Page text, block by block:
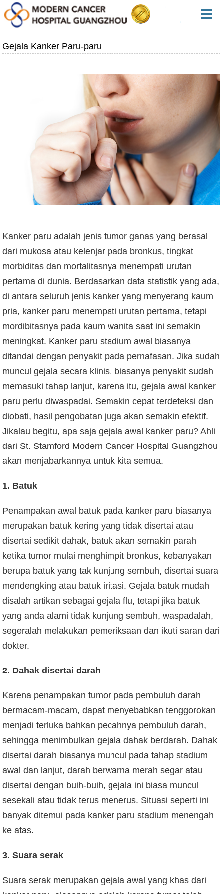
Gejala Kanker Paru-paru
Kanker paru adalah jenis tumor ganas yang berasal
dari mukosa atau kelenjar pada bronkus, tingkat
morbiditas dan mortalitasnya menempati urutan
pertama di dunia. Berdasarkan data statistik yang ada,
di antara seluruh jenis kanker yang menyerang kaum
pria, kanker paru menempati urutan pertama, tetapi
mordibitasnya pada kaum wanita saat ini semakin
meningkat. Kanker paru stadium awal biasanya
ditandai dengan penyakit pada pernafasan. Jika sudah
muncul gejala secara klinis, biasanya penyakit sudah
memasuki tahap lanjut, karena itu, gejala awal kanker
paru perlu diwaspadai. Semakin cepat terdeteksi dan
diobati, hasil pengobatan juga akan semakin efektif.
Jikalau begitu, apa saja gejala awal kanker paru? Ahli
dari St. Stamford Modern Cancer Hospital Guangzhou
akan menjabarkannya untuk kita semua.
1. Batuk
Penampakan awal batuk pada kanker paru biasanya
merupakan batuk kering yang tidak disertai atau
disertai sedikit dahak, batuk akan semakin parah
ketika tumor mulai menghimpit bronkus, kebanyakan
berupa batuk yang tak kunjung sembuh, disertai suara
mendengking atau batuk iritasi. Gejala batuk mudah
disalah artikan sebagai gejala flu, tetapi jika batuk
yang anda alami tidak kunjung sembuh, waspadalah,
segeralah melakukan pemeriksaan dan ikuti saran dari
dokter.
2. Dahak disertai darah
Karena penampakan tumor pada pembuluh darah
bermacam-macam, dapat menyebabkan tenggorokan
menjadi terluka bahkan pecahnya pembuluh darah,
sehingga menimbulkan gejala dahak berdarah. Dahak
disertai darah biasanya muncul pada tahap stadium
awal dan lanjut, darah berwarna merah segar atau
disertai dengan buih-buih, gejala ini biasa muncul
sesekali atau tidak terus menerus. Situasi seperti ini
banyak ditemui pada kanker paru stadium menengah
ke atas.
3. Suara serak
Suara serak merupakan gejala awal yang khas dari